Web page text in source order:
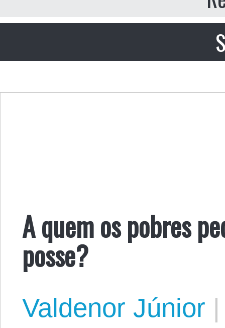
A quem os pobres
posse?
Valdenor Júnior |